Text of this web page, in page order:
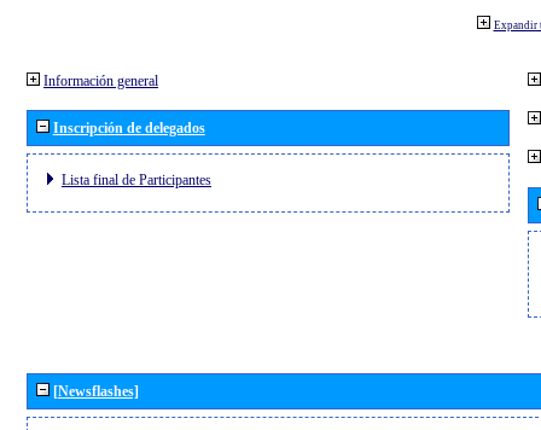
Expandir
Información general
Inscripción de delegados
Lista final de Participantes
[Newsflashes]